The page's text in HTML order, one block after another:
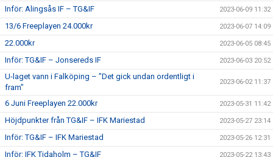
Inför: Alingsås IF – TG&IF 2023-06-09 11:32
13/6 Freeplayen 24.000kr 2023-06-07 14:09
22.000kr 2023-06-05 08:45
Inför: TG&IF – Jonsereds IF 2023-06-03 20:52
U-laget vann i Falköping – ”Det gick undan ordentligt i
fram”
2023-06-02 11:37
6 Juni Freeplayen 22.000kr 2023-05-31 11:42
Höjdpunkter från TG&IF – IFK Mariestad 2023-05-27 23:14
Inför: TG&IF – IFK Mariestad 2023-05-26 12:31
Inför: IFK Tidaholm – TG&IF 2023-05-22 13:43